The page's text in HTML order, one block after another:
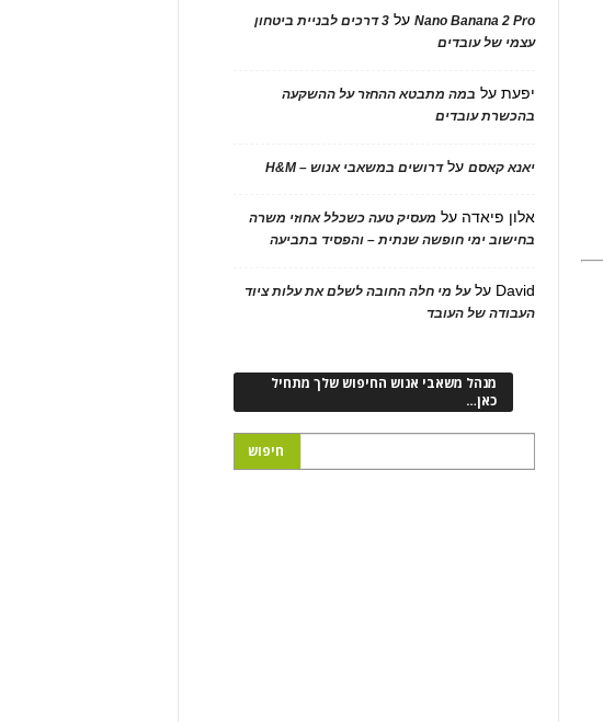
Nano Banana 2 Proעל 3 דרכים לבניית ביטחון
עצמי של עובדים
יפעתעל במה מתבטא ההחזר על ההשקעה
בהכשרת עובדים
יאנא קאסםעלדרושים במשאבי אנוש – H&M
אלון פיאדה על מעסיק טעה כשכלל אחוזי משרה
בחישוב ימי חופשה שנתית – והפסיד בתביעה
David עלעל מי חלה החובה לשלם את עלות ציוד
העבודה של העובד
מנהל משאבי אנוש החיפוש שלך מתחיל
כאן…